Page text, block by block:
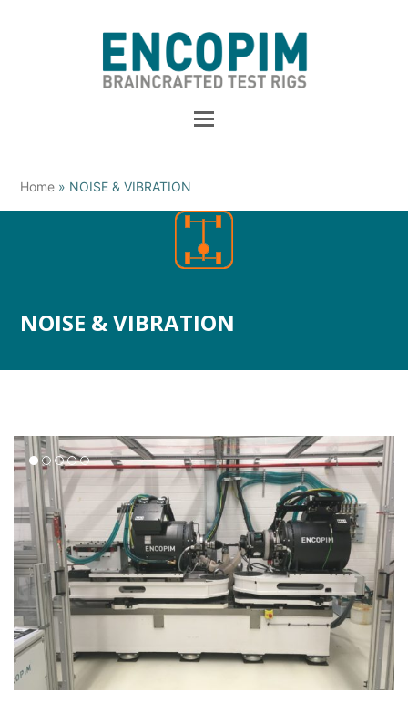
Home » NOISE & VIBRATION
NOISE & VIBRATION